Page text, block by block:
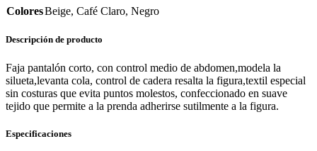
ColoresBeige, Café Claro, Negro
Descripción de producto
Faja pantalón corto, con control medio de abdomen,modela la
silueta,levanta cola, control de cadera resalta la figura,textil especial
sin costuras que evita puntos molestos, confeccionado en suave
tejido que permite a la prenda adherirse sutilmente a la figura.
Especificaciones